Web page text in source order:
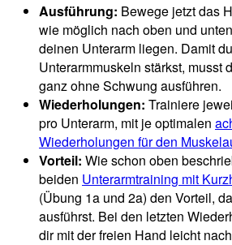
Ausführung: Bewege jetzt das
wie möglich nach oben und
deinen Unterarm liegen. Damit
Unterarmmuskeln stärkst, musst
ganz ohne Schwung ausführen.
Wiederholungen: Trainiere
pro Unterarm, mit je optimalen
Wiederholungen für den
Vorteil: Wie schon oben
beiden Unterarmtraining mit
(Übung 1a und 2a) den Vorteil,
ausführst. Bei den letzten
dir mit der freien Hand leicht